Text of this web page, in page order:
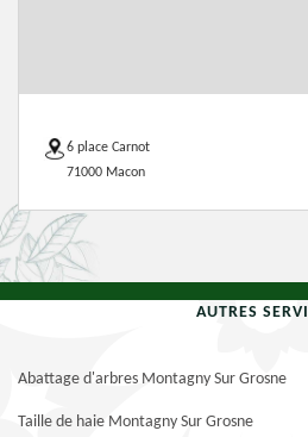
6 place Carnot
71000 Macon
AUTRES
Abattage d'arbres Montagny Sur Grosne
Taille de haie Montagny Sur Grosne